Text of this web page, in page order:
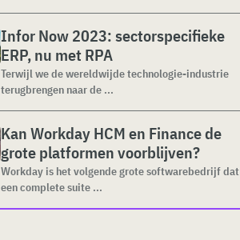
Infor Now 2023: sectorspecifieke
ERP, nu met RPA
Terwijl we de wereldwijde technologie-industrie
terugbrengen naar de ...
Kan Workday HCM en Finance de
grote platformen voorblijven?
Workday is het volgende grote softwarebedrijf dat
een complete suite ...